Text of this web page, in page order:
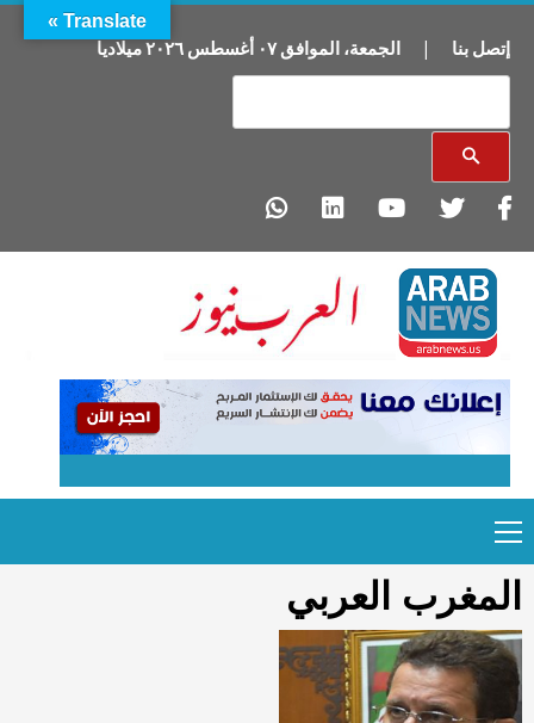
إتصل بنا | الجمعة، الموافق٠٧ أغسطس ٢٠٢٦ميلاديا
to
content
Menu
المغرب العربي
Translate »